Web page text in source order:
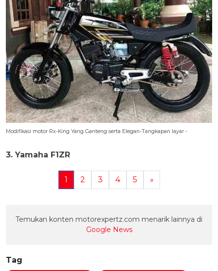
Modifikasi motor Rx-King Yang Ganteng serta Elegan-Tangkapan layar -
3. Yamaha F1ZR
1 2 3 4 5 »
Temukan konten motorexpertz.com menarik lainnya di
Google News
Tag